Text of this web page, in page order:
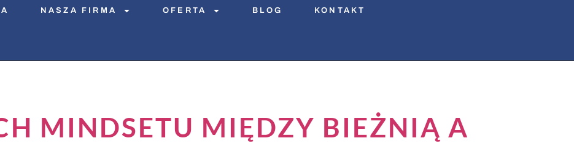
NASZA FIRMA OFERTA BLOG KONTAKT
MINDSETU MIĘDZY BIEŻNIĄ A